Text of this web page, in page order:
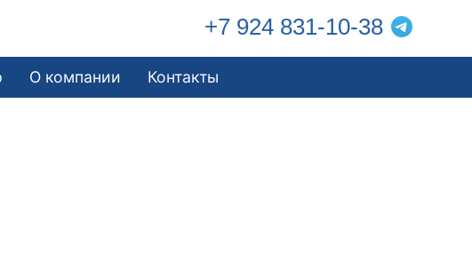
+7 924 831-10-38
О компании Контакты